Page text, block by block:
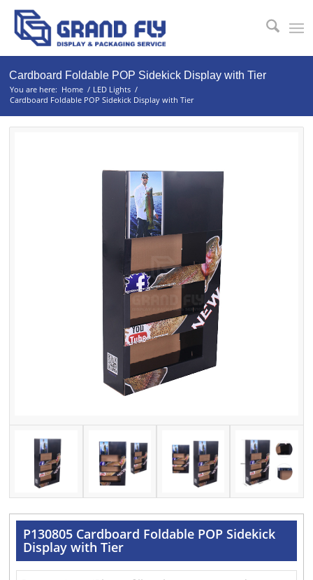
Cardboard Foldable POP Sidekick Display with Tier
You are here: Home / LED Lights /
Cardboard Foldable POP Sidekick Display with Tier
P130805 Cardboard Foldable POP Sidekick
Display with Tier